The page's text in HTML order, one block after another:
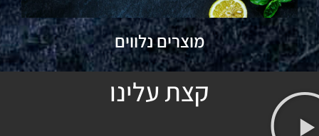
מוצרים נלווים
קצת עלינו